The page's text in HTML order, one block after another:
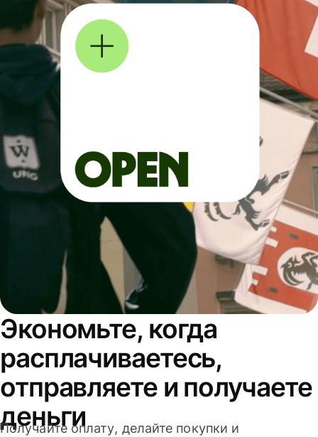
Экономьте, когда
расплачиваетесь,
отправляете и получаете
деньги
Получайте оплату, делайте покупки и